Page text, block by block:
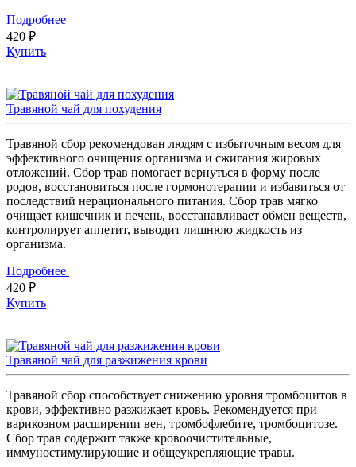
Подробнее
420 ₽
Купить
Травяной чай для похудения
Травяной сбор рекомендован людям с избыточным весом для
эффективного очищения организма и сжигания жировых
отложений. Сбор трав помогает вернуться в форму после
родов, восстановиться после гормонотерапии и избавиться от
последствий нерационального питания. Сбор трав мягко
очищает кишечник и печень, восстанавливает обмен веществ,
контролирует аппетит, выводит лишнюю жидкость из
организма.
Подробнее
420 ₽
Купить
Травяной чай для разжижения крови
Травяной сбор способствует снижению уровня тромбоцитов в
крови, эффективно разжижает кровь. Рекомендуется при
варикозном расширении вен, тромбофлебите, тромбоцитозе.
Сбор трав содержит также кровоочистительные,
иммуностимулирующие и общеукрепляющие травы.